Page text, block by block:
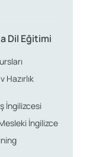
Dil Eğitimi
Hazırlık
İngilizcesi
İngilizce